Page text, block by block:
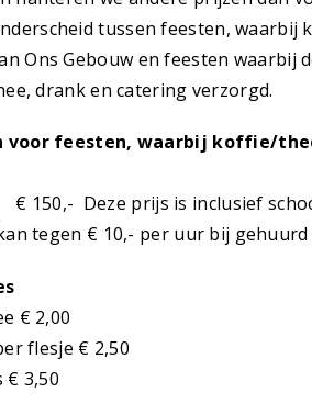
tussen feesten,
Ons Gebouw en feesten
drank en catering verzorgd.
voor feesten, waarbij koffie/
150,- Deze prijs is inclusief
tegen € 10,- per uur bij
€ 2,00
flesje € 2,50
€ 3,50